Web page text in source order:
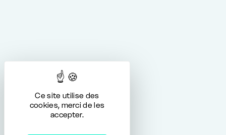
Ce site utilise des
cookies, merci de les
accepter.